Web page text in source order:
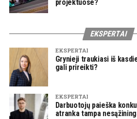
projektuose?
EKSPERTAI
EKSPERTAI
Grynieji traukiasi iš
gali prireikti?
EKSPERTAI
Darbuotojų paieška
atranka tampa